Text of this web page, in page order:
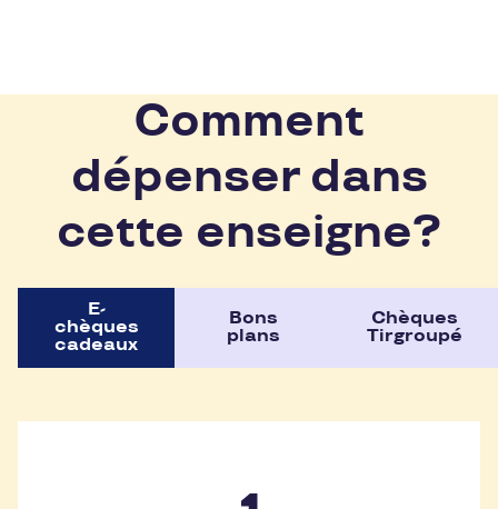
Comment
dépenser dans
cette enseigne?
E-
chèques
cadeaux
Bons
plans
Chèques
Tirgroupé